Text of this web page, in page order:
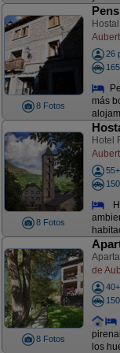
8 Fotos
26
más
8 Fotos
Hotel
8 Fotos
de
los